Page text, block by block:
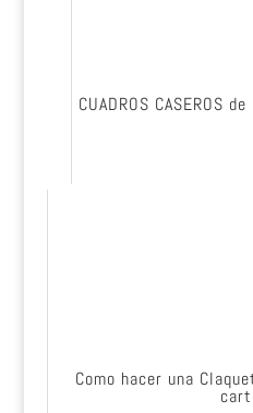
CUADROS CASEROS
Como hacer una